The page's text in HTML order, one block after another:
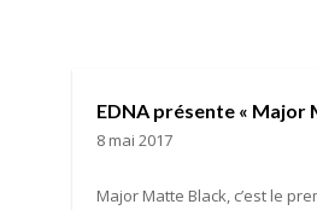
EDNA présente « Major
8 mai 2017
Major Matte Black, c’est le